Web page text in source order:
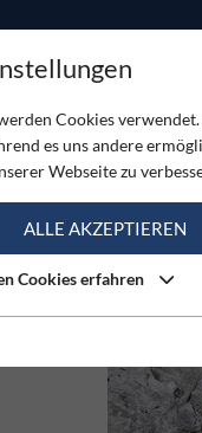
Cookies
es uns andere
Webseite zu
ALLE AKZEPTIEREN
Cookies erfahren